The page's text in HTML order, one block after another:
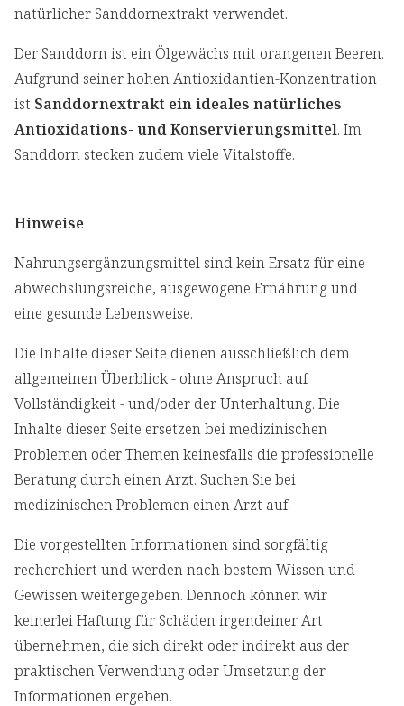
natürlicher Sanddornextrakt verwendet.
Der Sanddorn ist ein Ölgewächs mit orangenen Beeren.
Aufgrund seiner hohen Antioxidantien-Konzentration
ist Sanddornextrakt ein ideales natürliches
Antioxidations- und Konservierungsmittel. Im
Sanddorn stecken zudem viele Vitalstoffe.
Hinweise
Nahrungsergänzungsmittel sind kein Ersatz für eine
abwechslungsreiche, ausgewogene Ernährung und
eine gesunde Lebensweise.
Die Inhalte dieser Seite dienen ausschließlich dem
allgemeinen Überblick - ohne Anspruch auf
Vollständigkeit - und/oder der Unterhaltung. Die
Inhalte dieser Seite ersetzen bei medizinischen
Problemen oder Themen keinesfalls die professionelle
Beratung durch einen Arzt. Suchen Sie bei
medizinischen Problemen einen Arzt auf.
Die vorgestellten Informationen sind sorgfältig
recherchiert und werden nach bestem Wissen und
Gewissen weitergegeben. Dennoch können wir
keinerlei Haftung für Schäden irgendeiner Art
übernehmen, die sich direkt oder indirekt aus der
praktischen Verwendung oder Umsetzung der
Informationen ergeben.